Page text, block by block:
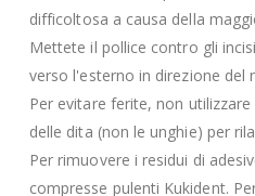
difficoltosa a causa della
Mettete il pollice contro gli
verso l'esterno in direzione del
Per evitare ferite, non
delle dita (non le unghie) per
Per rimuovere i residui di
compresse pulenti Kukident.